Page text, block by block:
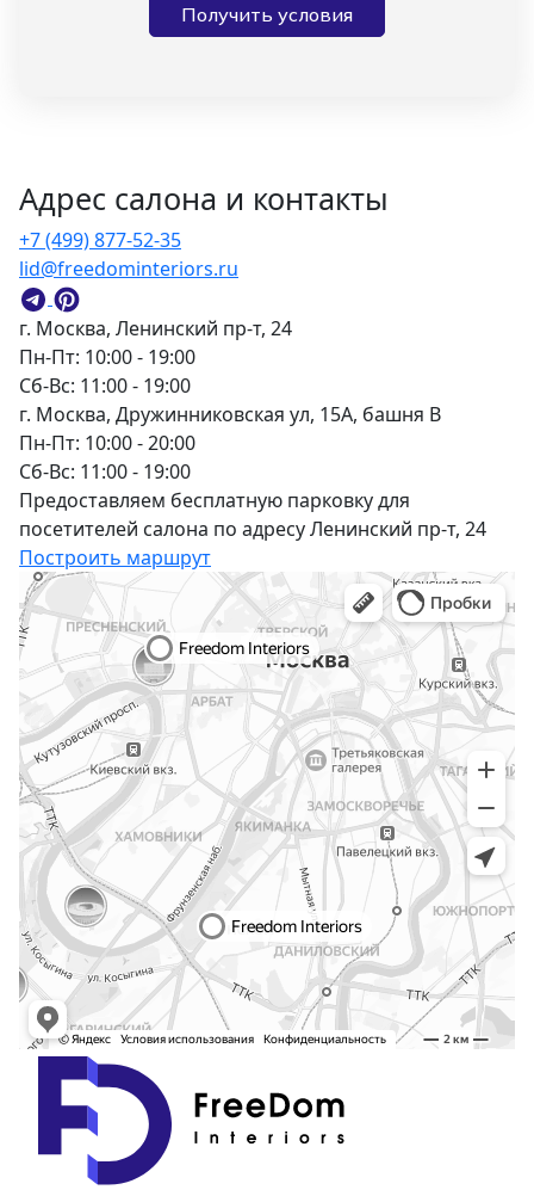
Получить условия
Адрес салона и контакты
г. Москва, Ленинский пр-т, 24
Пн-Пт: 10:00 - 19:00
Сб-Вс: 11:00 - 19:00
г. Москва, Дружинниковская ул, 15А, башня В
Пн-Пт: 10:00 - 20:00
Сб-Вс: 11:00 - 19:00
Предоставляем бесплатную парковку для
посетителей салона по адресу Ленинский пр-т, 24
Построить маршрут
+7 (499) 877-52-35
lid@freedominteriors.ru